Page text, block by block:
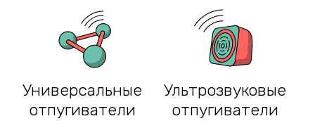
Универсальные
отпугиватели
Ультрозвуковые
отпугиватели